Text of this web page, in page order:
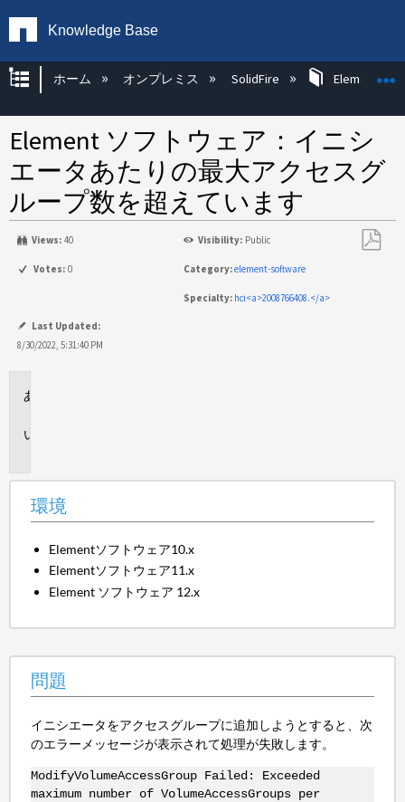
Knowledge Base
グローバル階層を展開/折りたたむ
ホーム オンプレミス SolidFire Element OS
Element ソフトウェア：イニシ
エータあたりの最大アクセスグ
ループ数を超えています
Views: 40 Visibility: Public
Votes: 0 Category:element-software
Specialty: hci<a>2008766408.</a>
Last Updated:
8/30/2022, 5:31:40 PM
環境
Elementソフトウェア10.x
Elementソフトウェア11.x
Element ソフトウェア 12.x
問題
イニシエータをアクセスグループに追加しようとすると、次
のエラーメッセージが表示されて処理が失敗します。
ModifyVolumeAccessGroup Failed: Exceeded
maximum number of VolumeAccessGroups per